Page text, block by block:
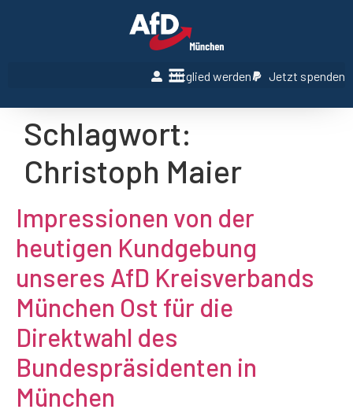
Mitglied werden Jetzt spenden
Schlagwort:
Christoph Maier
Impressionen von der
heutigen Kundgebung
unseres AfD Kreisverbands
München Ost für die
Direktwahl des
Bundespräsidenten in
München